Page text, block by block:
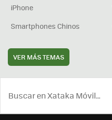
iPhone
Smartphones Chinos
VER MÁS TEMAS